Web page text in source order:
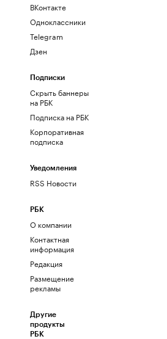
ВКонтакте
Одноклассники
Telegram
Дзен
Подписки
Скрыть баннеры
на РБК
Подписка на РБК
Корпоративная
подписка
Уведомления
RSS Новости
РБК
О компании
Контактная
информация
Редакция
Размещение
рекламы
Другие
продукты
РБК